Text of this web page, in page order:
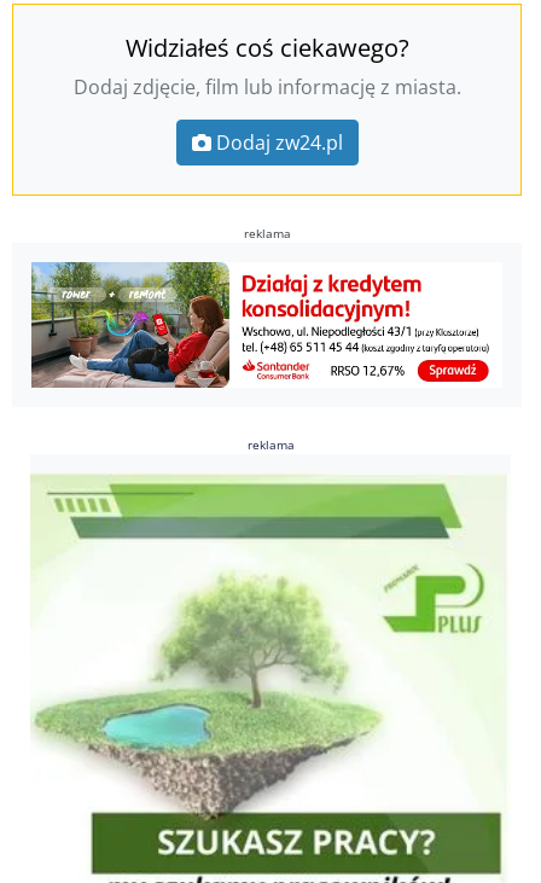
Widziałeś coś ciekawego?
Dodaj zdjęcie, film lub informację z miasta.
Dodaj zw24.pl
reklama
reklama